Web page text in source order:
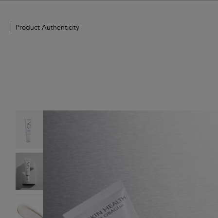
Product Authenticity